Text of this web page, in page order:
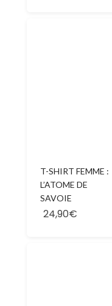
T-SHIRT FEMME :
L’ATOME DE
SAVOIE
24,90€